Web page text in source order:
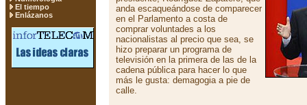
El tiempo
Enlázanos
anda escaqueándose de comparecer
en el Parlamento a costa de
comprar voluntades a los
nacionalistas al precio que sea, se
hizo preparar un programa de
televisión en la primera de las de la
cadena pública para hacer lo que
más le gusta: demagogia a pie de
calle.